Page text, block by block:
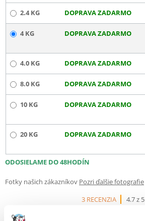
2.4 KG DOPRAVA ZADARMO
4 KG DOPRAVA ZADARMO
4.0 KG DOPRAVA ZADARMO
8.0 KG DOPRAVA ZADARMO
10 KG DOPRAVA ZADARMO
20 KG DOPRAVA ZADARMO
ODOSIELAME DO 48HODÍN
Fotky našich zákazníkov Pozri ďalšie fotografie
3 RECENZIA
4.7 z 5